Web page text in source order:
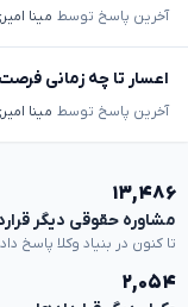
آخرین پاسخ توسط مینا
اعسار تا چه زمانی
آخرین پاسخ توسط مینا
۱۳,۴۸۶
مشاوره حقوقی دیگر
تا کنون در بنیاد وکلا پاسخ
۲,۰۵۴